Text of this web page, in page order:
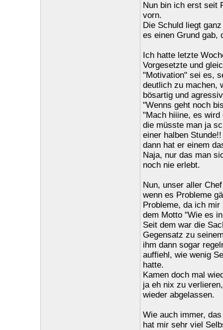
Nun bin ich erst seit
vorn.
Die Schuld liegt
es einen Grund gab,
Ich hatte letzte
Vorgesetzte und
"Motivation" sei es,
deutlich zu machen,
bösartig und
"Wenns geht noch
"Mach hiiine, es wird
die müsste man ja
einer halben
dann hat er einem
Naja, nur das man
noch nie erlebt.
Nun, unser aller
wenn es Probleme
Probleme, da ich
dem Motto "Wie es
Seit dem war die
Gegensatz zu
ihm dann sogar
auffiehl, wie wenig
hatte.
Kamen doch mal
ja eh nix zu
wieder abgelassen.
Wie auch immer,
hat mir sehr viel